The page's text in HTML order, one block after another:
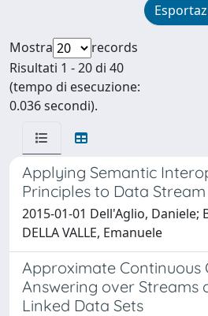
Mostra
records
Risultati 1 - 20 di 40
(tempo di esecuzione:
0.036 secondi).
Applying Semantic
Principles to Data
2015-01-01 Dell'Aglio, Daniele;
DELLA VALLE, Emanuele
Approximate Continuous
Answering over Streams
Linked Data Sets